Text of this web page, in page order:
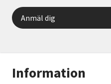
Information
Anmäl dig